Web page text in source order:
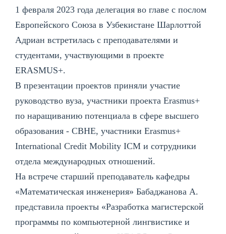
1 февраля 2023 года делегация во главе с послом
Европейского Союза в Узбекистане Шарлоттой
Адриан встретилась с преподавателями и
студентами, участвующими в проекте
ERASMUS+.
В презентации проектов приняли участие
руководство вуза, участники проекта Erasmus+
по наращиванию потенциала в сфере высшего
образования - CBHE, участники Erasmus+
International Credit Mobility ICM и сотрудники
отдела международных отношений.
На встрече старший преподаватель кафедры
«Математическая инженерия» Бабаджанова А.
представила проекты «Разработка магистерской
программы по компьютерной лингвистике и